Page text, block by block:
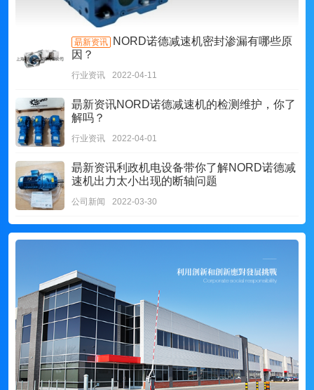
朂新资讯
NORD诺德减速机密封渗漏有哪些原
因？
行业资讯 2022-04-11
朂新资讯NORD诺德减速机的检测维护，你了
解吗？
行业资讯 2022-04-01
朂新资讯利政机电设备带你了解NORD诺德减
速机出力太小出现的断轴问题
公司新闻 2022-03-30